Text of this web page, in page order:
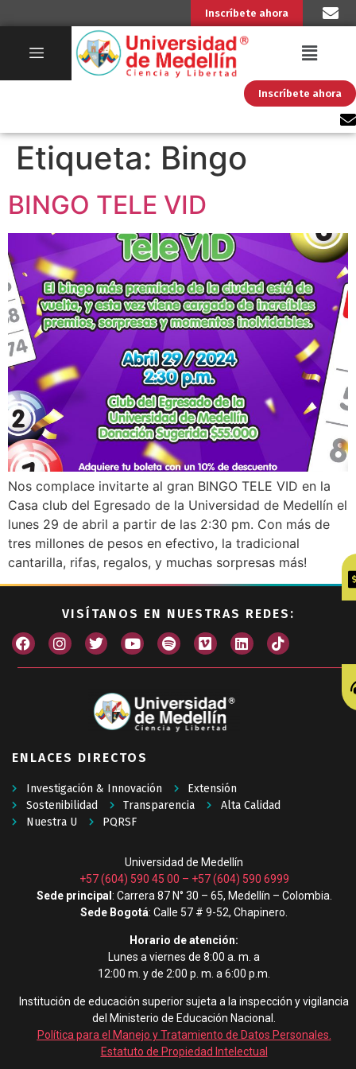
Inscríbete ahora
Inscríbete ahora
Etiqueta: Bingo
BINGO TELE VID
Nos complace invitarte al gran BINGO TELE VID en la
Casa club del Egresado de la Universidad de Medellín el
lunes 29 de abril a partir de las 2:30 pm. Con más de
tres millones de pesos en efectivo, la tradicional
cantarilla, rifas, regalos, y muchas sorpresas más!
VISÍTANOS EN NUESTRAS REDES:
ENLACES DIRECTOS
Investigación & Innovación
Extensión
Sostenibilidad
Transparencia
Alta Calidad
Nuestra U
PQRSF
Universidad de Medellín
+57 (604) 590 45 00 – +57 (604) 590 6999
Sede principal: Carrera 87 N° 30 – 65, Medellín – Colombia.
Sede Bogotá: Calle 57 # 9-52, Chapinero.
Horario de atención:
Lunes a viernes de 8:00 a. m. a
12:00 m. y de 2:00 p. m. a 6:00 p.m.
Institución de educación superior sujeta a la inspección y vigilancia
del Ministerio de Educación Nacional.
Política para el Manejo y Tratamiento de Datos Personales.
Estatuto de Propiedad Intelectual